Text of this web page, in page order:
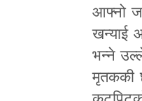
आफ्नो
खन्याई
भन्ने
मृतककी